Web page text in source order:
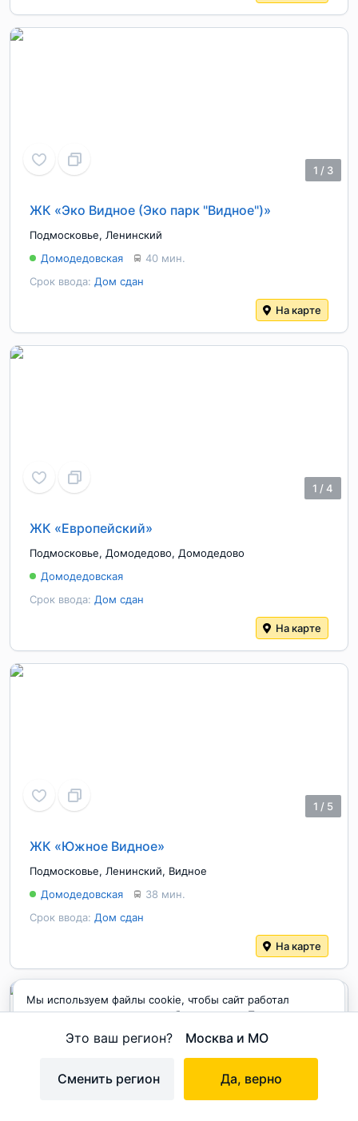
Это ваш регион? Москва и МО
Сменить регион Да, верно
на карте
1 / 3
ЖК «Эко Видное (Эко парк "Видное")»
Подмосковье, Ленинский
Срок ввода: Дом сдан
Домодедовская 40 мин.
На карте
1 /4
ЖК «Европейский»
Подмосковье, Домодедово, Домодедово
Срок ввода: Дом сдан
Домодедовская
На карте
1 / 5
ЖК «Южное Видное»
Подмосковье, Ленинский, Видное
Срок ввода: Дом сдан
Домодедовская 38 мин.
На карте
Мы используем файлы cookie, чтобы сайт работал
корректно и становился удобнее для вас. Продолжая
Принимаю